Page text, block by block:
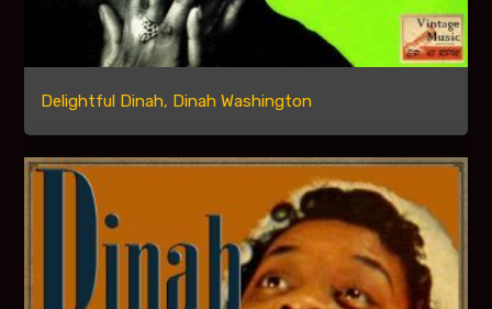
Delightful Dinah, Dinah Washington